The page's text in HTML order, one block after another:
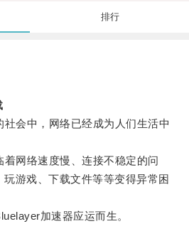
排行
会中，网络已经成为人们生活中
网络速度慢、连接不稳定的问
游戏、下载文件等等变得异常困
加速器应运而生。